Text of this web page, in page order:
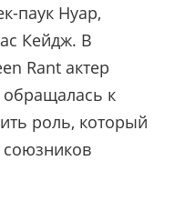
паук Нуар,
Кейдж. В
Rant актер
обращалась к
роль, который